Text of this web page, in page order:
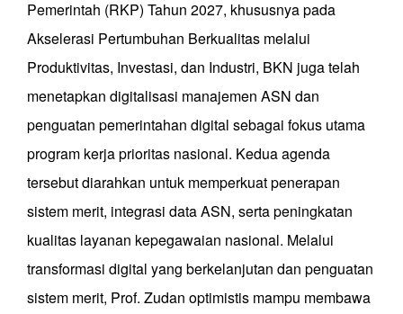
Pemerintah (RKP) Tahun 2027, khususnya pada
Akselerasi Pertumbuhan Berkualitas melalui
Produktivitas, Investasi, dan Industri, BKN juga telah
menetapkan digitalisasi manajemen ASN dan
penguatan pemerintahan digital sebagai fokus utama
program kerja prioritas nasional. Kedua agenda
tersebut diarahkan untuk memperkuat penerapan
sistem merit, integrasi data ASN, serta peningkatan
kualitas layanan kepegawaian nasional. Melalui
transformasi digital yang berkelanjutan dan penguatan
sistem merit, Prof. Zudan optimistis mampu membawa